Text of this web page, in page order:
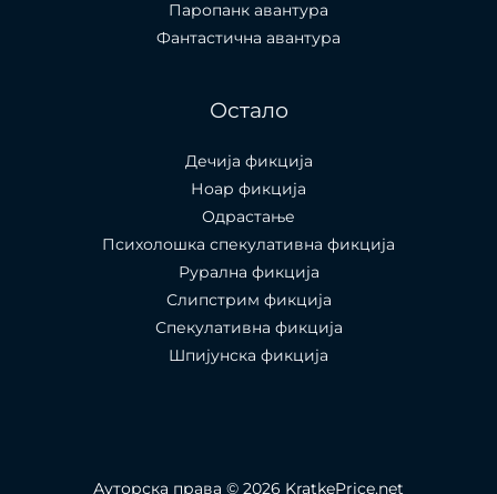
Паропанк авантура
Фантастична авантура
Остало
Дечија фикција
Ноар фикција
Одрастање
Психолошка спекулативна фикција
Рурална фикција
Слипстрим фикција
Спекулативна фикција
Шпијунска фикција
Ауторска права © 2026 KratkePrice.net